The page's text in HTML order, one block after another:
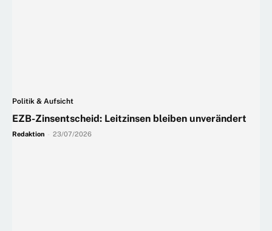
Politik & Aufsicht
EZB-Zinsentscheid: Leitzinsen bleiben unverändert
Redaktion 23/07/2026